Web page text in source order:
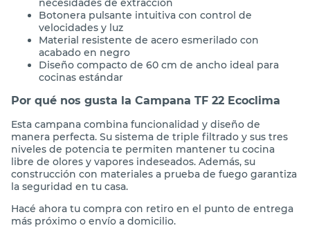
Botonera pulsante intuitiva con control de
velocidades y luz
Material resistente de acero esmerilado con
acabado en negro
Diseño compacto de 60 cm de ancho ideal para
cocinas estándar
Por qué nos gusta la Campana TF 22 Ecoclima
Esta campana combina funcionalidad y diseño de
manera perfecta. Su sistema de triple filtrado y sus tres
niveles de potencia te permiten mantener tu cocina
libre de olores y vapores indeseados. Además, su
construcción con materiales a prueba de fuego garantiza
la seguridad en tu casa.
Hacé ahora tu compra con retiro en el punto de entrega
más próximo o envío a domicilio.